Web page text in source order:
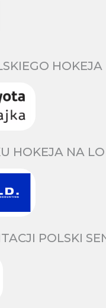
HOKEJA
HOKEJA NA
POLSKI